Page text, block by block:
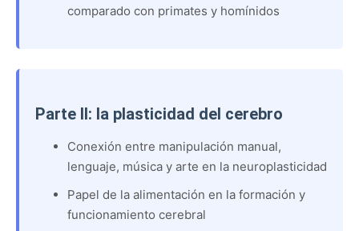
comparado con primates y homínidos
Parte II: la plasticidad del cerebro
Conexión entre manipulación manual,
lenguaje, música y arte en la neuroplasticidad
Papel de la alimentación en la formación y
funcionamiento cerebral